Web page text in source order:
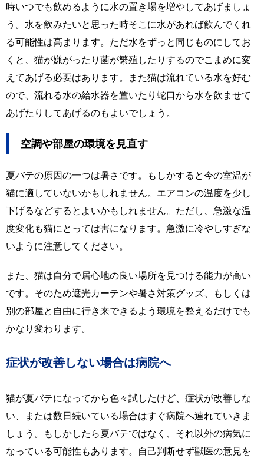
時いつでも飲めるように水の置き場を増やしてあげましょ
う。水を飲みたいと思った時そこに水があれば飲んでくれ
る可能性は高まります。ただ水をずっと同じものにしてお
くと、猫が嫌がったり菌が繁殖したりするのでこまめに変
えてあげる必要はあります。また猫は流れている水を好む
ので、流れる水の給水器を置いたり蛇口から水を飲ませて
あげたりしてあげるのもよいでしょう。
空調や部屋の環境を見直す
夏バテの原因の一つは暑さです。もしかすると今の室温が
猫に適していないかもしれません。エアコンの温度を少し
下げるなどするとよいかもしれません。ただし、急激な温
度変化も猫にとっては害になります。急激に冷やしすぎな
いように注意してください。
また、猫は自分で居心地の良い場所を見つける能力が高い
です。そのため遮光カーテンや暑さ対策グッズ、もしくは
別の部屋と自由に行き来できるよう環境を整えるだけでも
かなり変わります。
症状が改善しない場合は病院へ
猫が夏バテになってから色々試したけど、症状が改善しな
い、または数日続いている場合はすぐ病院へ連れていきま
しょう。もしかしたら夏バテではなく、それ以外の病気に
なっている可能性もあります。自己判断せず獣医の意見を